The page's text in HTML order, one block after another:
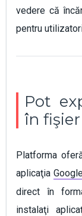
vedere că
pentru
Pot
în fişier
Platforma
aplicaţia
direct în
instalaţi